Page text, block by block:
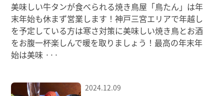
美味しい牛タンが食べられる焼き鳥屋「鳥たん」は年
末年始も休まず営業します！神戸三宮エリアで年越し
を予定している方は寒さ対策に美味しい焼き鳥とお酒
をお腹一杯楽しんで暖を取りましょう！最高の年末年
始は美味 ···
2024.12.09